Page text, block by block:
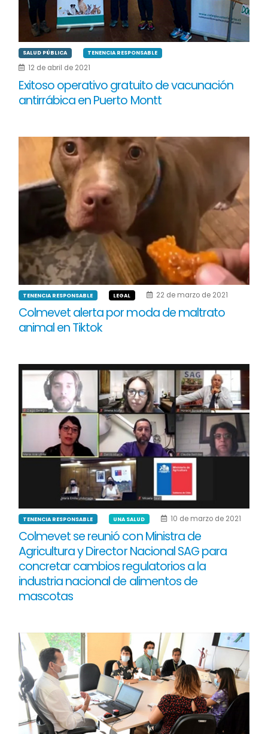
SALUD PÚBLICA TENENCIA RESPONSABLE
12 de abril de 2021
Exitoso operativo gratuito de vacunación
antirrábica en Puerto Montt
TENENCIA RESPONSABLE LEGAL 22 de marzo de 2021
Colmevet alerta por moda de maltrato
animal en Tiktok
TENENCIA RESPONSABLE UNA SALUD 10 de marzo de 2021
Colmevet se reunió con Ministra de
Agricultura y Director Nacional SAG para
concretar cambios regulatorios a la
industria nacional de alimentos de
mascotas